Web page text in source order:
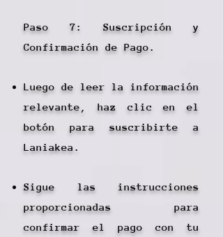
Paso 7: Suscripción y
Confirmación de Pago.
Luego de leer la información
relevante, haz clic en el
botón para suscribirte a
Laniakea.
Sigue las instrucciones
proporcionadas para
confirmar el pago con tu